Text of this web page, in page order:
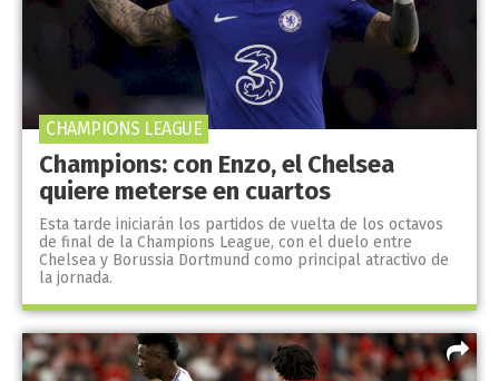
Champions: con Enzo, el Chelsea
quiere meterse en cuartos
Esta tarde iniciarán los partidos de vuelta de los octavos
de final de la Champions League, con el duelo entre
Chelsea y Borussia Dortmund como principal atractivo de
la jornada.
CHAMPIONS LEAGUE